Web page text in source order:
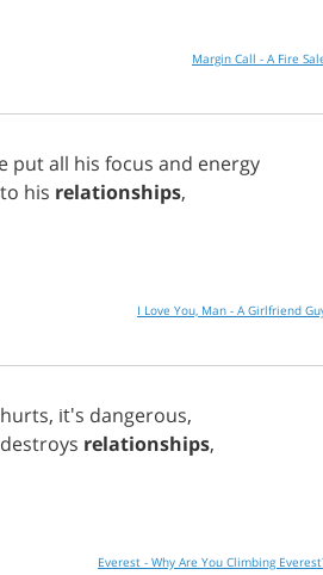
Margin Call - A Fire
putall his focus and energy
his relationships,
I Love You, Man - A Girlfriend
hurts, it's dangerous,
destroys relationships,
Everest - Why Are You Climbing